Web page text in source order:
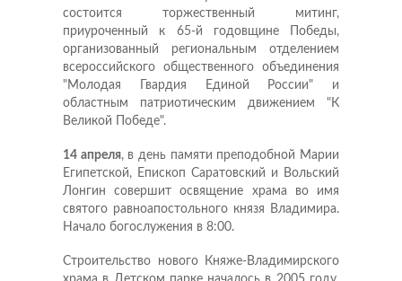
состоится торжественный митинг,
приуроченный к 65-й годовщине Победы,
организованный региональным отделением
всероссийского общественного объединения
"Молодая Гвардия Единой России" и
областным патриотическим движением "К
Великой Победе".
14 апреля, в день памяти преподобной Марии
Египетской, Епископ Саратовский и Вольский
Лонгин совершит освящение храма во имя
святого равноапостольного князя Владимира.
Начало богослужения в 8:00.
Строительство нового Княже-Владимирского